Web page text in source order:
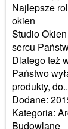
Najlepsze
okien
Studio
sercu
Dlatego też
Państwo
produkty,
Dodane:
Kategoria:
Budowlane